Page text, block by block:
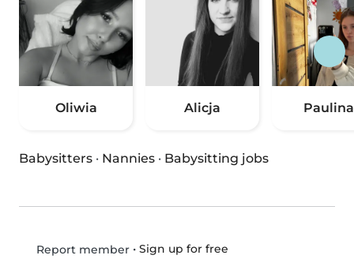
Oliwia Alicja Paulina
Babysitters · Nannies · Babysitting jobs
Report member• Sign up for free